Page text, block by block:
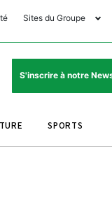
Sites du Groupe
Club Avantages
Le Matin Sports
Le Matin Store
Horaires
Programme
S'inscrire à notre
SPORTS